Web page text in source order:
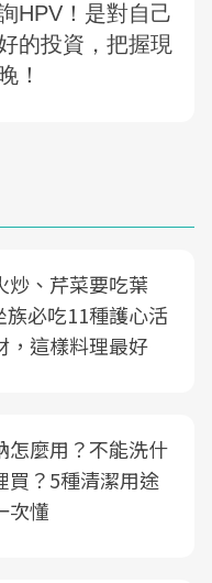
炒、芹菜要吃葉
族必吃11種護心活
，這樣料理最好
怎麼用？不能洗什
買？5種清潔用途
次懂